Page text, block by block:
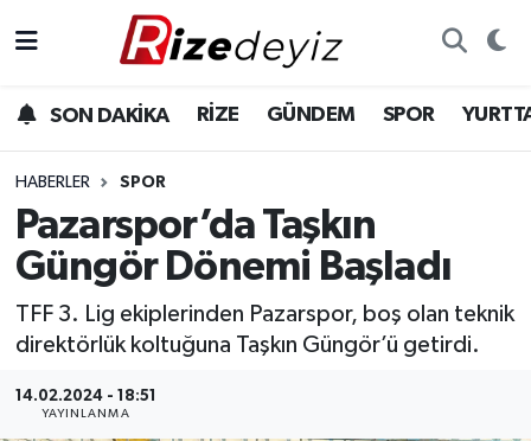
SON DAKİKA RİZE GÜNDEM SPOR
HABERLER SPOR
Pazarspor’da Taşkın
Güngör Dönemi Başladı
TFF 3. Lig ekiplerinden Pazarspor, boş olan teknik
direktörlük koltuğuna Taşkın Güngör’ü getirdi.
14.02.2024 - 18:51
YAYINLANMA
Gündem
Yurttan Haberler
Ekonomi
Teknoloji
Sağlık
Rize Hava Durumu
Rize Trafik Yoğunluk Haritası
Süper Lig Puan Durumu ve Fikstür
Tüm Manşetler
Son Dakika Haberleri